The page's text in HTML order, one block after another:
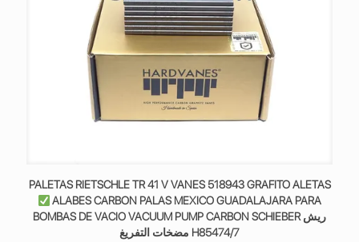
PALETAS RIETSCHLE TR 41 V VANES 518943 GRAFITO ALETAS
ALABES CARBON PALAS MEXICO GUADALAJARA PARA
BOMBAS DE VACIO VACUUM PUMP CARBON SCHIEBER ريش
مضخات التفريغ H85474/7